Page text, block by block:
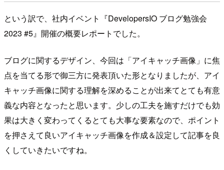
という訳で、社内イベント『DevelopersIO ブログ勉強会
2023 #5』開催の概要レポートでした。
ブログに関するデザイン、今回は「アイキャッチ画像」に焦
点を当てる形で御三方に発表頂いた形となりましたが、アイ
キャッチ画像に関する理解を深めることが出来てとても有意
義な内容となったと思います。少しの工夫を施すだけでも効
果は大きく変わってくるとても大事な要素なので、ポイント
を押さえて良いアイキャッチ画像を作成＆設定して記事を良
くしていきたいですね。